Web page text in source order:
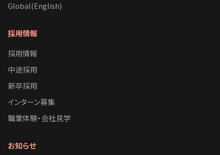
Global(English)
採用情報
採用情報
中途採用
新卒採用
インターン募集
職業体験・会社見学
お知らせ